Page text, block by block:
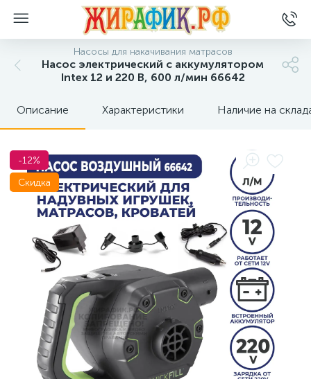
Насосы для накачивания матрасов
Насос электрический с аккумулятором
Intex 12 и 220 В, 600 л/мин 66642
Описание Характеристики Наличие на
-12%
Скидка